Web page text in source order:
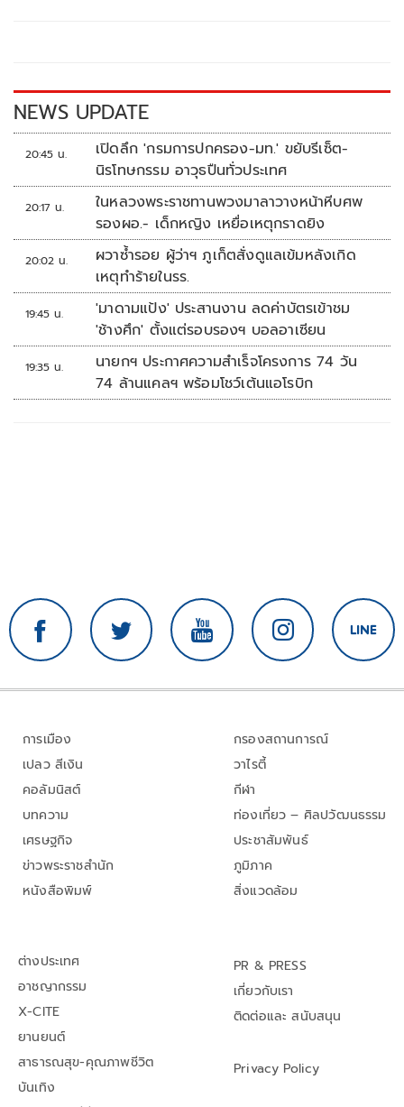
k k
NEWS UPDATE
20:45 น.
เปิดลึก 'กรมการปกครอง-มท.' ขยับรีเซ็ต-
นิรโทษกรรม อาวุธปืนทั่วประเทศ
20:17 น.
ในหลวงพระราชทานพวงมาลาวางหน้าหีบศพ
รองผอ.- เด็กหญิง เหยื่อเหตุกราดยิง
20:02 น.
ผวาซ้ำรอย ผู้ว่าฯ ภูเก็ตสั่งดูแลเข้มหลังเกิด
เหตุทำร้ายในรร.
19:45 น.
'มาดามแป้ง' ประสานงาน ลดค่าบัตรเข้าชม
'ช้างศึก' ตั้งแต่รอบรองฯ บอลอาเซียน
19:35 น.
นายกฯ ประกาศความสำเร็จโครงการ 74 วัน
74 ล้านแคลฯ พร้อมโชว์เต้นแอโรบิก
การเมือง
เปลว สีเงิน
คอลัมนิสต์
บทความ
เศรษฐกิจ
ข่าวพระราชสำนัก
หนังสือพิมพ์
กรองสถานการณ์
วาไรตี้
กีฬา
ท่องเที่ยว – ศิลปวัฒนธรรม
ประชาสัมพันธ์
ภูมิภาค
สิ่งแวดล้อม
ต่างประเทศ
อาชญากรรม
X-CITE
ยานยนต์
สาธารณสุข-คุณภาพชีวิต
บันเทิง
PR & PRESS
เกี่ยวกับเรา
ติดต่อและ สนับสนุน
Privacy Policy